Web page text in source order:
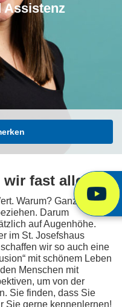
Assistenz
fast alles.
Warum? Ganz
Darum
auf Augenhöhe.
im St. Josefshaus
wir so auch eine
mit schönem Leben
Menschen mit
um von der
Sie finden, dass Sie
Sie gerne kennenlernen!